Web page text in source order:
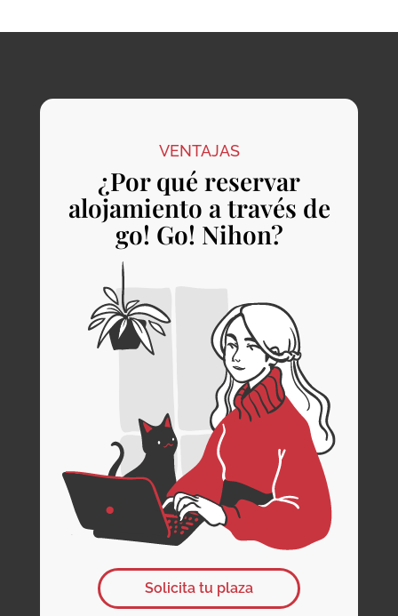
VENTAJAS
¿Por qué reservar
alojamiento a través de
go! Go! Nihon?
Solicita tu plaza